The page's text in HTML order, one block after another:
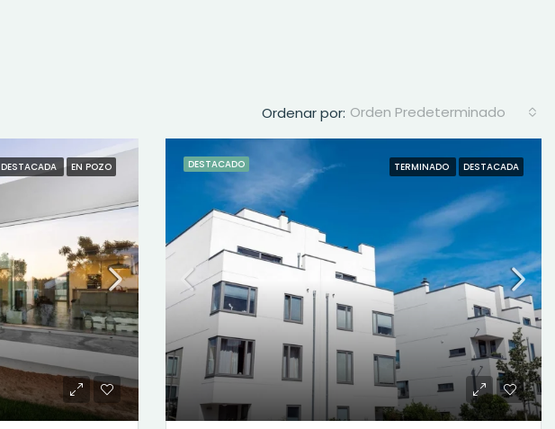
Ordenar por: Orden Predeterminado
DESTACADA
EN POZO
DESTACADO TERMINADO DESTACADA